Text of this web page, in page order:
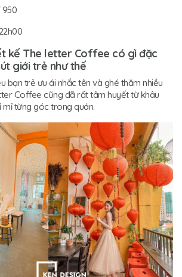
950
kế The letter Coffee có gì đặc
giới trẻ như thế
bạn trẻ ưu ái nhắc tên và ghé thăm nhiều
Coffee cũng đã rất tâm huyết từ khâu
từng góc trong quán.